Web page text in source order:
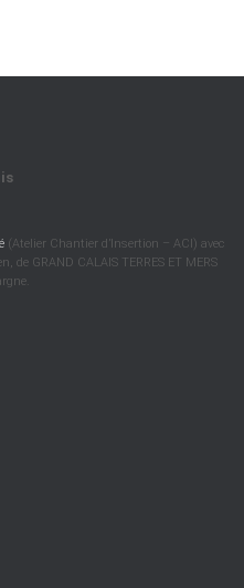
(Atelier Chantier d’Insertion – ACI) avec
de GRAND CALAIS TERRES ET MERS